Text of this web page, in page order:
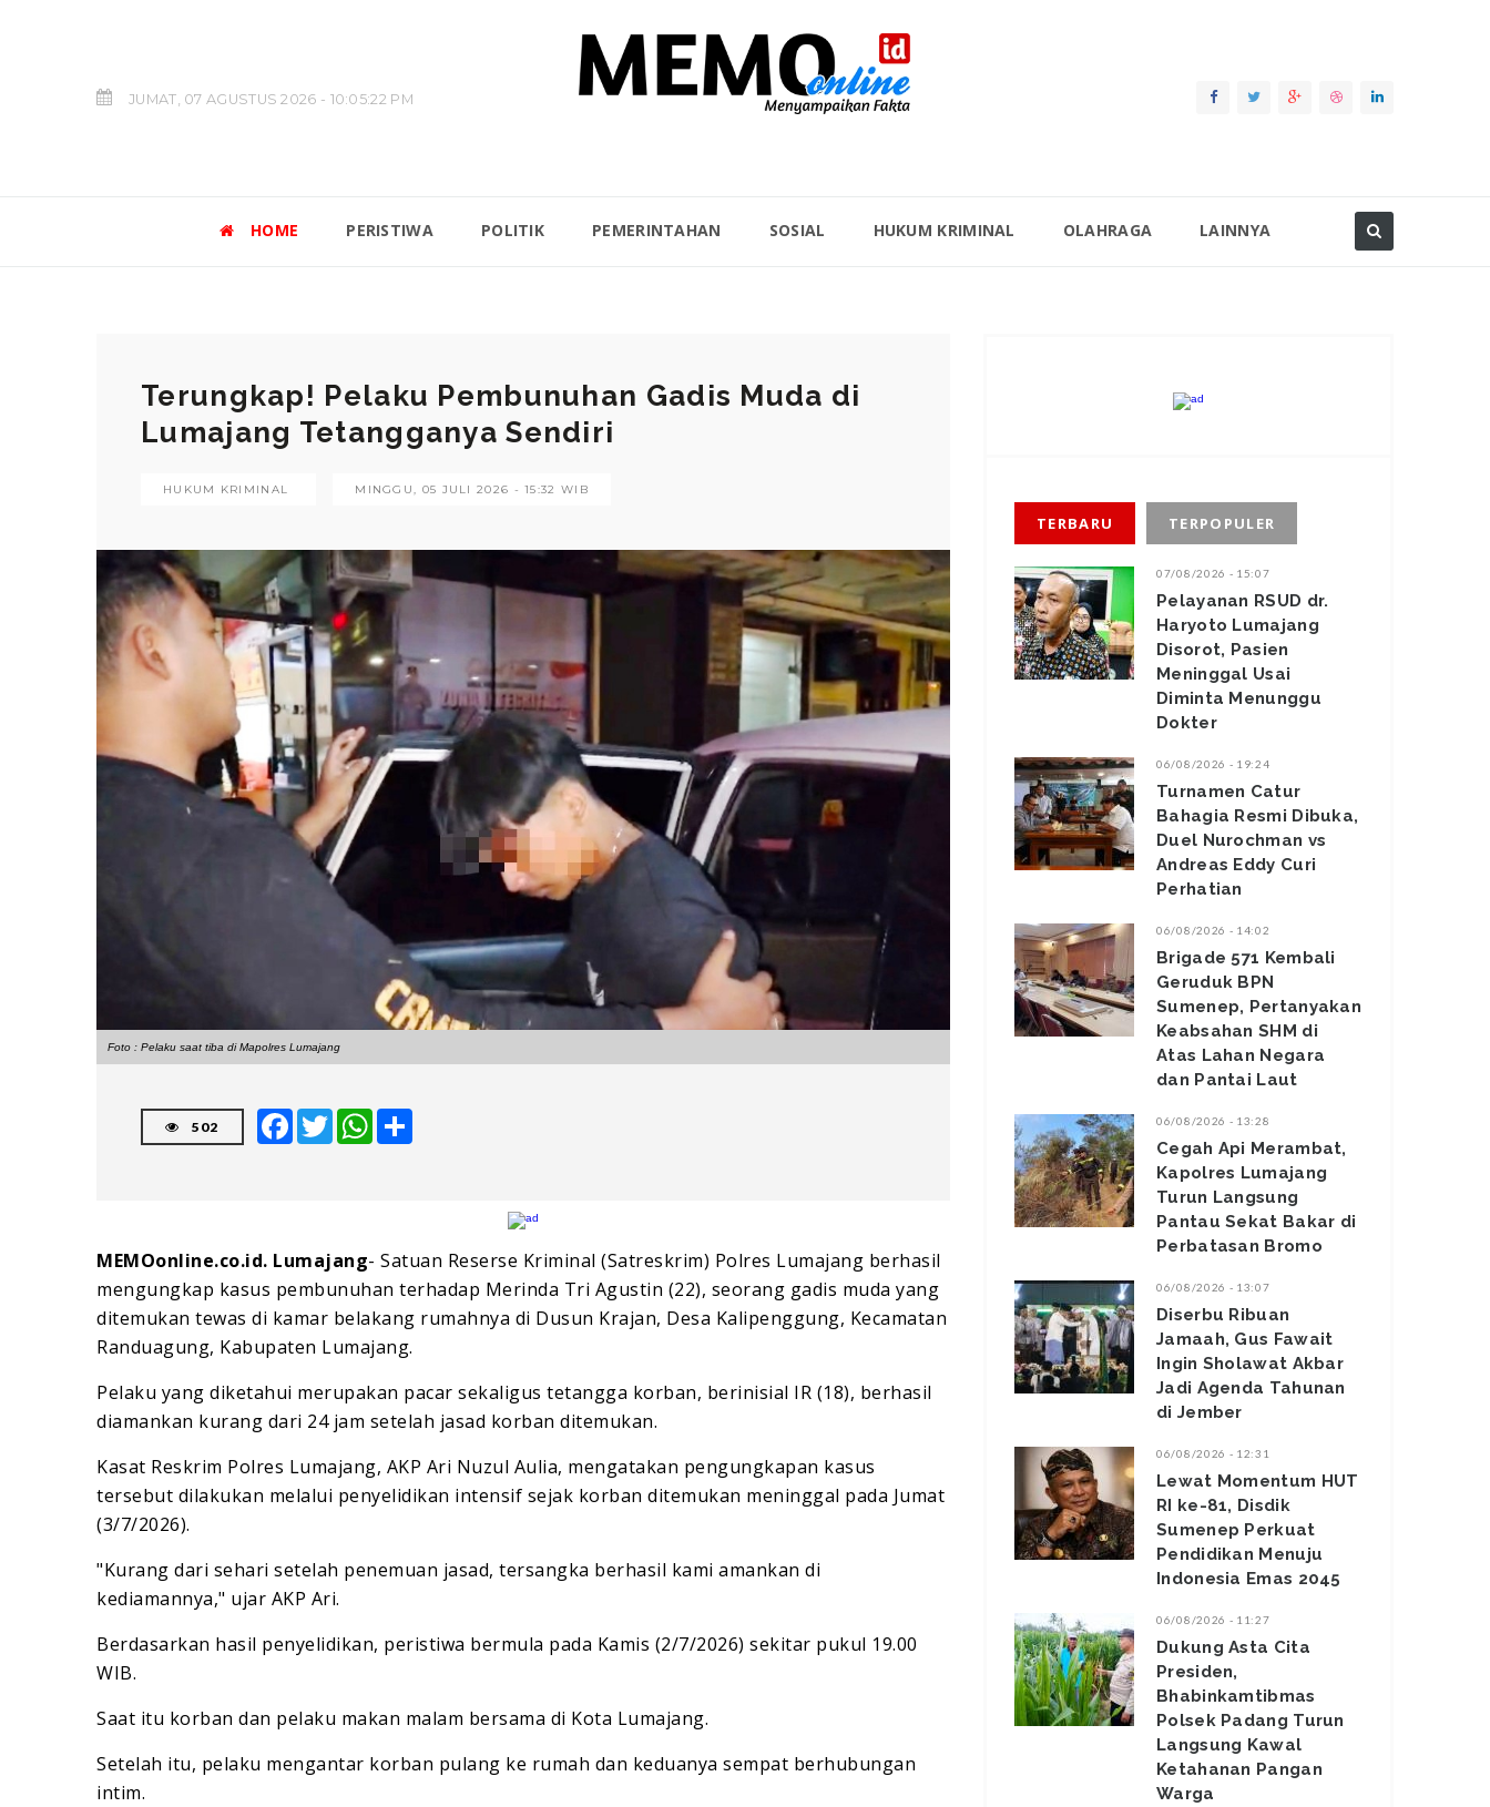
JUMAT, 07 AGUSTUS 2026 - 10:05:23 PM
HOME PERISTIWA POLITIK PEMERINTAHAN SOSIAL HUKUM KRIMINAL OLAHRAGA LAINNYA
Terungkap! ‎Pelaku Pembunuhan Gadis Muda di
Lumajang Tetangganya Sendiri
HUKUM KRIMINAL MINGGU, 05 JULI 2026 - 15:32 WIB
Foto : Pelaku saat tiba di Mapolres Lumajang ‎
502
FacebookTwitter WhatsApp
MEMOonline.co.id. Lumajang- Satuan Reserse Kriminal (Satreskrim) Polres Lumajang berhasil
mengungkap kasus pembunuhan terhadap Merinda Tri Agustin (22), seorang gadis muda yang
ditemukan tewas di kamar belakang rumahnya di Dusun Krajan, Desa Kalipenggung, Kecamatan
Randuagung, Kabupaten Lumajang.
Pelaku yang diketahui merupakan pacar sekaligus tetangga korban, berinisial IR (18), berhasil
diamankan kurang dari 24 jam setelah jasad korban ditemukan.
Kasat Reskrim Polres Lumajang, AKP Ari Nuzul Aulia, mengatakan pengungkapan kasus
tersebut dilakukan melalui penyelidikan intensif sejak korban ditemukan meninggal pada Jumat
(3/7/2026).
"Kurang dari sehari setelah penemuan jasad, tersangka berhasil kami amankan di
kediamannya," ujar AKP Ari.
Berdasarkan hasil penyelidikan, peristiwa bermula pada Kamis (2/7/2026) sekitar pukul 19.00
WIB.
Saat itu korban dan pelaku makan malam bersama di Kota Lumajang.
Setelah itu, pelaku mengantar korban pulang ke rumah dan keduanya sempat berhubungan
intim.
TERBARU TERPOPULER
07/08/2026 - 15:07
Pelayanan RSUD dr.
Haryoto Lumajang
Disorot, Pasien
Meninggal Usai
Diminta Menunggu
Dokter
06/08/2026 - 19:24
Turnamen Catur
Bahagia Resmi Dibuka,
Duel Nurochman vs
Andreas Eddy Curi
Perhatian
06/08/2026 - 14:02
Brigade 571 Kembali
Geruduk BPN
Sumenep, Pertanyakan
Keabsahan SHM di
Atas Lahan Negara
dan Pantai Laut
06/08/2026 - 13:28
‎Cegah Api Merambat,
Kapolres Lumajang
Turun Langsung
Pantau Sekat Bakar di
Perbatasan Bromo ‎
06/08/2026 - 13:07
Diserbu Ribuan
Jamaah, Gus Fawait
Ingin Sholawat Akbar
Jadi Agenda Tahunan
di Jember
06/08/2026 - 12:31
Lewat Momentum HUT
RI ke-81, Disdik
Sumenep Perkuat
Pendidikan Menuju
Indonesia Emas 2045
06/08/2026 - 11:27
Dukung Asta Cita
Presiden,
Bhabinkamtibmas
Polsek Padang Turun
Langsung Kawal
Ketahanan Pangan
Warga